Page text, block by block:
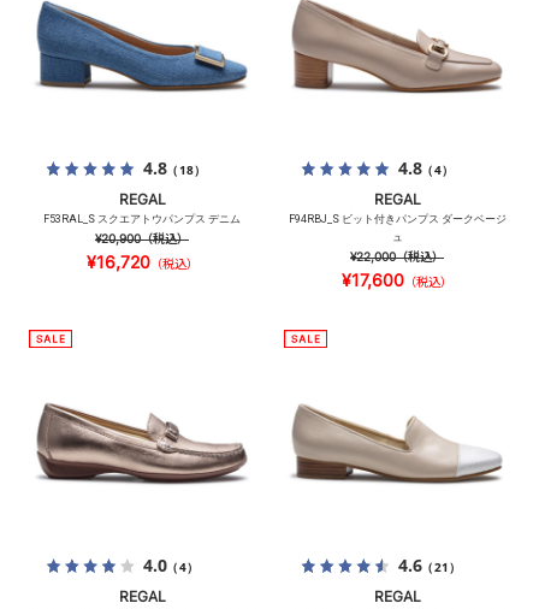
4.8（18）
REGAL
F53RAL_S スクエアトウパンプス デニム
¥20,900（税込）
¥16,720（税込）
4.8（4）
REGAL
F94RBJ_S ビット付きパンプス ダークベージ
ュ
¥22,000（税込）
¥17,600 （税込）
4.0（4）
REGAL
4.6（21）
REGAL